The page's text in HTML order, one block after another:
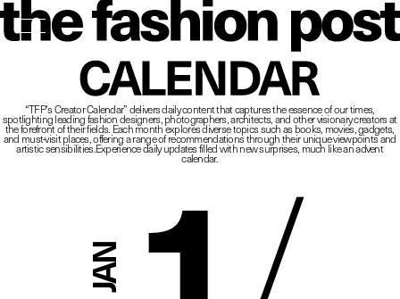
CALENDAR
“TFP’s Creator Calendar” delivers daily content that captures the essence of our times,
spotlighting leading fashion designers, photographers, architects, and other visionary creators at
the forefront of their fields.Each month explores diverse topics such as books, movies, gadgets,
and must-visit places,offering a range of recommendations through their unique viewpoints and
artistic sensibilities.Experience daily updates filled with new surprises, much like an advent
calendar.